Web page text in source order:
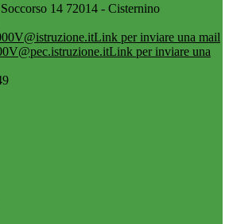
14 72014 - Cisternino
Link per inviare una mail
Link per inviare una